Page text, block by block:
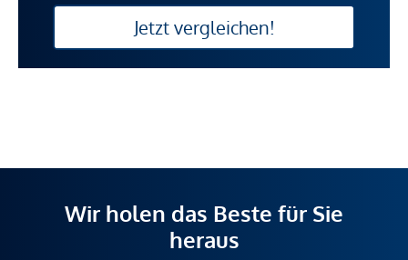
Jetzt vergleichen!
Wir holen das Beste für Sie
heraus